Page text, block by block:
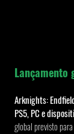
Lançamento
Arknights:
PS5, PC e
global previsto